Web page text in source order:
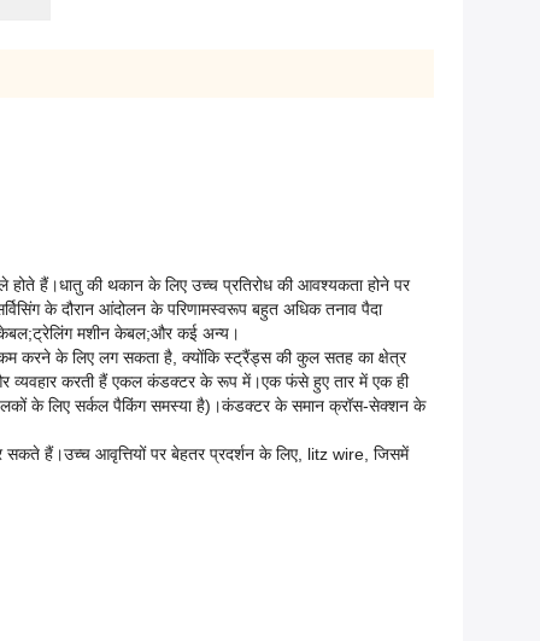
हैं।धातु की थकान के लिए उच्च प्रतिरोध की आवश्यकता होने पर
के दौरान आंदोलन के परिणामस्वरूप बहुत अधिक तनाव पैदा
केबल;ट्रेलिंग मशीन केबल;और कई अन्य।
कम करने के लिए लग सकता है, क्योंकि स्ट्रैंड्स की कुल सतह का क्षेत्र
और व्यवहार करती हैं एकल कंडक्टर के रूप में।एक फंसे हुए तार में एक ही
हलकों के लिए सर्कल पैकिंग समस्या है)।कंडक्टर के समान क्रॉस-सेक्शन के
सकते हैं।उच्च आवृत्तियों पर बेहतर प्रदर्शन के लिए, litz wire, जिसमें